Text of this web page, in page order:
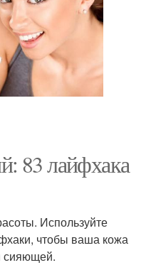
83 лайфхака
Используйте
чтобы ваша кожа
сияющей.